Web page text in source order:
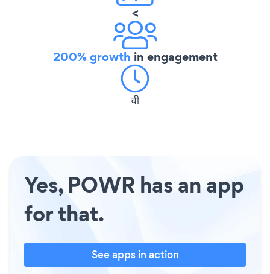
<
200% growth in engagement
वी
Yes, POWR has an app
for that.
See apps in action